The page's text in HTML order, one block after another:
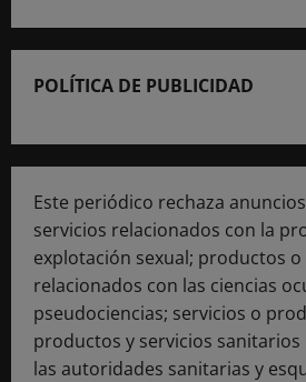
POLÍTICA DE PUBLICIDAD
Este periódico rechaza
servicios relacionados con la
explotación sexual; productos o
relacionados con las ciencias
pseudociencias; servicios o
productos y servicios
las autoridades sanitarias y